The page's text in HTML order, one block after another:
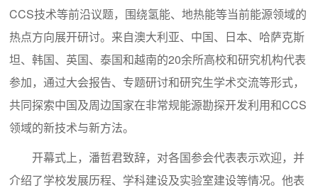
CCS技术等前沿议题，围绕氢能、地热能等当前能源领域的
热点方向展开研讨。来自澳大利亚、中国、日本、哈萨克斯
坦、韩国、英国、泰国和越南的20余所高校和研究机构代表
参加，通过大会报告、专题研讨和研究生学术交流等形式，
共同探索中国及周边国家在非常规能源勘探开发利用和CCS
领域的新技术与新方法。
开幕式上，潘哲君致辞，对各国参会代表表示欢迎，并
介绍了学校发展历程、学科建设及实验室建设等情况。他表